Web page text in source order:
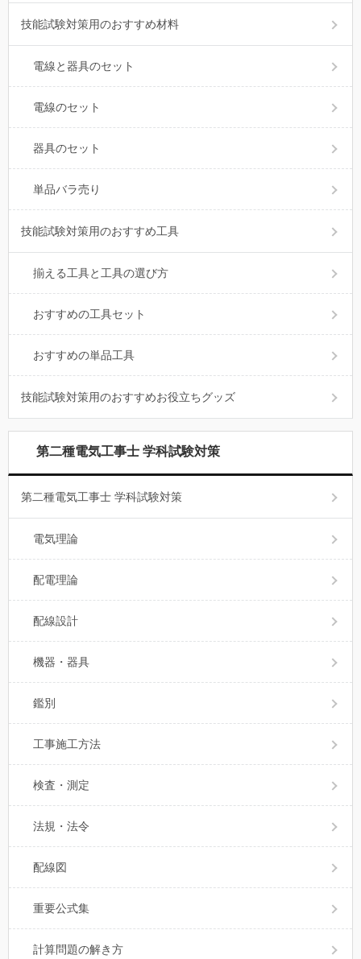
技能試験対策用のおすすめ材料
電線と器具のセット
電線のセット
器具のセット
単品バラ売り
技能試験対策用のおすすめ工具
揃える工具と工具の選び方
おすすめの工具セット
おすすめの単品工具
技能試験対策用のおすすめお役立ちグッズ
第二種電気工事士 学科試験対策
第二種電気工事士 学科試験対策
電気理論
配電理論
配線設計
機器・器具
鑑別
工事施工方法
検査・測定
法規・法令
配線図
重要公式集
計算問題の解き方